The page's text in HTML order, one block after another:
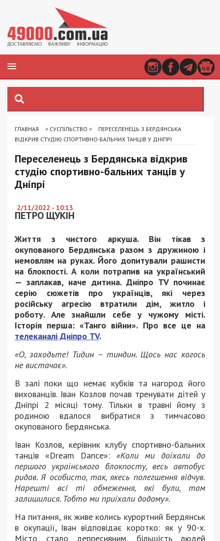
ГЛАВНАЯ > СУСПІЛЬСТВО >
ПЕРЕСЕЛЕНЕЦЬ З БЕРДЯНСЬКА
ВІДКРИВ СТУДІЮ СПОРТИВНО-БАЛЬНИХ ТАНЦІВ У ДНІПРІ
Переселенець з Бердянська відкрив
студію спортивно-бальних танців у
Дніпрі
2/11/2022 - 10:13
ПЕТРО ЩУКІН
Життя з чистого аркуша. Він тікав з
окупованого Бердянська разом з дружиною і
немовлям на руках. Його допитували рашисти
на блокпості. А коли потрапив на український
— заплакав, наче дитина. Дніпро TV починає
серію сюжетів про українців, які через
російську агресію втратили дім, житло і
роботу. Але знайшли себе у чужому місті.
Історія перша: «Танго війни». Про все це на
телеканалі Дніпро TV.
«О, заходьте! Тидин – тиндин. Щось нас когось
не вистачає».
В залі поки що немає кубків та нагород його
вихованців. Іван Козлов почав тренувати дітей у
Дніпрі 2 місяці тому. Тільки в травні йому з
родиною вдалося вибратися з тимчасово
окупованого Бердянська.
Іван Козлов, керівник клубу спортивно-бальних
танців «Dream Dance»: «Коли ми доїхали до
першого українського блокпосту, весь автобус
ридав. Я особисто, так, якесь полегшення відчув.
Нарешті всі ті обмеження, які були, там
залишилися. Тобто ми приїхали додому».
На питання, як живе колись курортний Бердянськ
в окупації, Іван відповідає коротко: як у 90-х.
Місто стало депресивним, більшість людей